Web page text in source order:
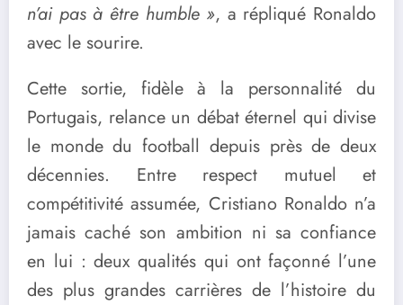
n’ai pas à être humble », a répliqué Ronaldo
avec le sourire.
Cette sortie, fidèle à la personnalité du
Portugais, relance un débat éternel qui divise
le monde du football depuis près de deux
décennies. Entre respect mutuel et
compétitivité assumée, Cristiano Ronaldo n’a
jamais caché son ambition ni sa confiance
en lui : deux qualités qui ont façonné l’une
des plus grandes carrières de l’histoire du